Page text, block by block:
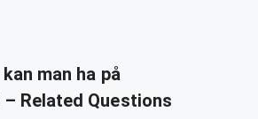
man ha på
Related Questions